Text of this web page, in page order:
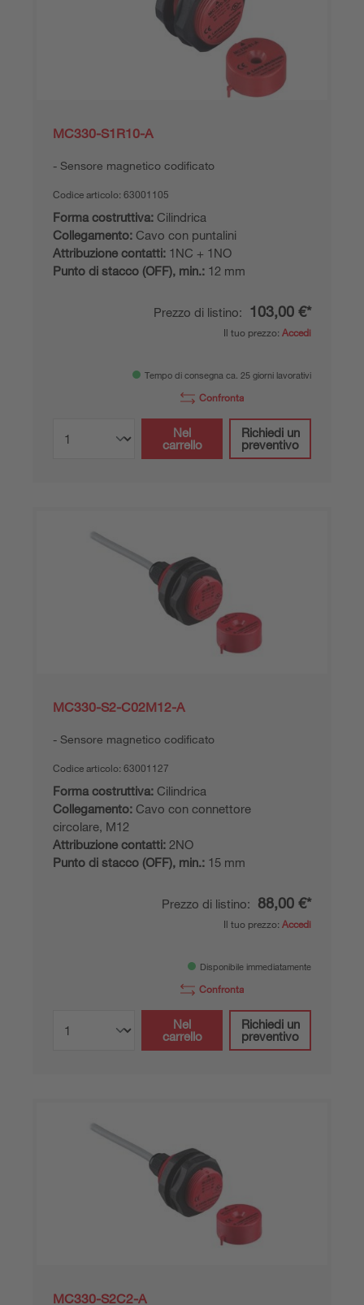
MC330-S1R10-A
Sensore magnetico codificato
Codice articolo: 63001105
Forma costruttiva: Cilindrica
Collegamento: Cavo con puntalini
Attribuzione contatti: 1NC + 1NO
Punto di stacco (OFF), min.: 12 mm
Prezzo di listino: 103,00 €*
Il tuo prezzo: Accedi
Tempo di consegna ca. 25 giorni lavorativi
Confronta
Nel
carrello
Richiedi un
preventivo
MC330-S2-C02M12-A
Sensore magnetico codificato
Codice articolo: 63001127
Forma costruttiva: Cilindrica
Collegamento: Cavo con connettore
circolare, M12
Attribuzione contatti: 2NO
Punto di stacco (OFF), min.: 15 mm
Prezzo di listino: 88,00 €*
Il tuo prezzo: Accedi
Disponibile immediatamente
Confronta
Nel
carrello
Richiedi un
preventivo
MC330-S2C2-A